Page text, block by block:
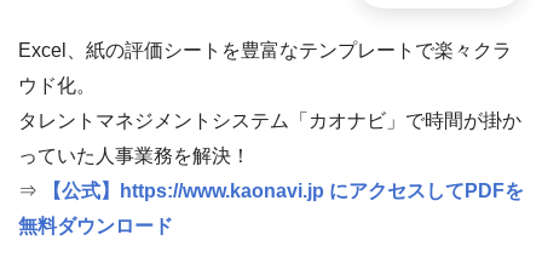
Excel、紙の評価シートを豊富なテンプレートで楽々クラ
ウド化。
タレントマネジメントシステム「カオナビ」で時間が掛か
っていた人事業務を解決！
⇒
【公式】https://www.kaonavi.jp にアクセスしてPDFを
無料ダウンロード